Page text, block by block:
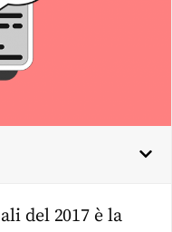
del 2017 è la